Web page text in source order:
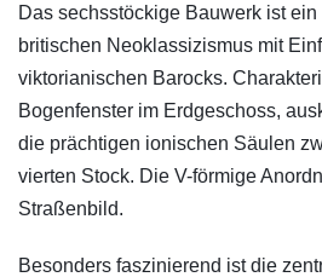
Das sechsstöckige Bauwerk ist
britischen Neoklassizismus mit
viktorianischen Barocks.
Bogenfenster im Erdgeschoss,
die prächtigen ionischen Säulen
vierten Stock. Die V-förmige
Straßenbild.
Besonders faszinierend ist die